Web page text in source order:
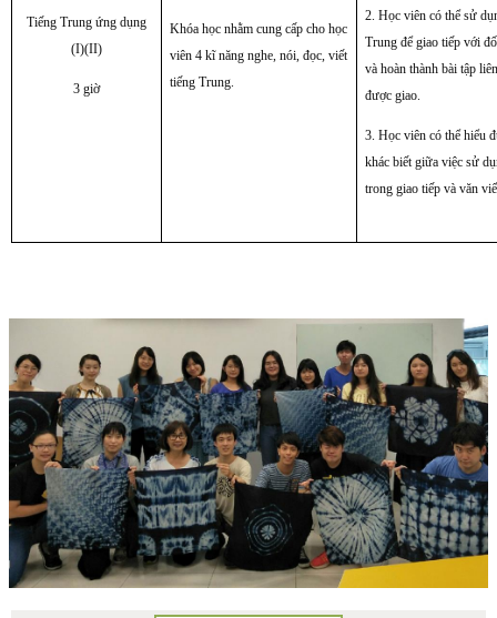
Tiếng Trung ứng dụng
(I)(II)
3 giờ
Khóa học nhằm cung cấp cho học
viên 4 kĩ năng nghe, nói, đọc, viết
tiếng Trung.
2. Học viên có thể sử
Trung để giao tiếp với
và hoàn thành bài tập
được giao.
3. Học viên có thể hiểu
khác biết giữa việc sử
trong giao tiếp và văn